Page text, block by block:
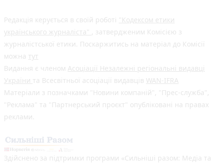
Редакція керується в своїй роботі "Кодексом етики
українського журналіста"
, затвердженим Комісією з
журналістської етики. Поскаржитись на матеріал до Комісії
можна тут
Видання є членом Асоціації Незалежні регіональні видавці
України та Всесвітньої асоціації видавців WAN-IFRA
Матеріали з позначками "Новини компаній", "Прес-служба",
"Реклама" та "Партнерський проєкт" опубліковані на правах
реклами.
Здійснено за підтримки програми «Сильніші разом: Медіа та